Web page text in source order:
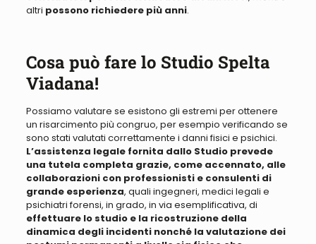
altri possono richiedere piùanni.
Cosa può fare lo Studio Spelta
Viadana!
Possiamo valutare se esistono gli estremi per ottenere
un risarcimento più congruo, per esempio verificando se
sono stati valutati correttamente i danni fisici e psichici.
L’assistenza legale fornita dallo Studio prevede
una tutela completa grazie, come accennato, alle
collaborazioni con professionisti e consulenti di
grande esperienza, quali ingegneri, medici legali e
psichiatri forensi, in grado, in via esemplificativa, di
effettuare lo studio e la ricostruzione della
dinamica degli incidenti nonché la valutazione dei